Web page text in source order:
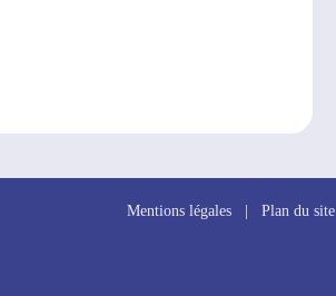
Mentions légales Plan du site